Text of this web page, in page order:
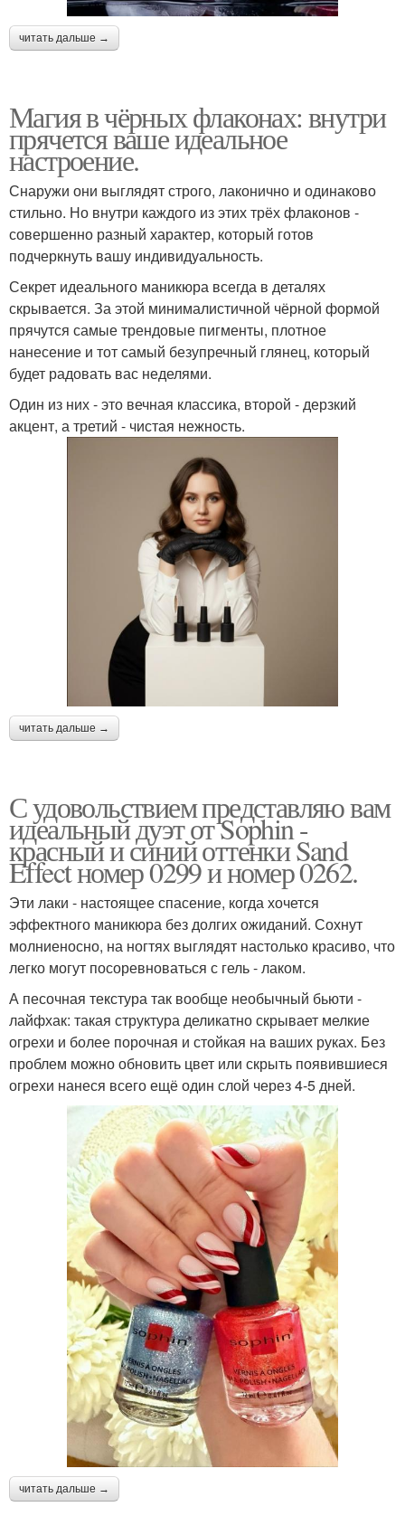
читать дальше →
Магия в чёрных флаконах: внутри
прячется ваше идеальное
настроение.
Снаружи они выглядят строго, лаконично и одинаково
стильно. Но внутри каждого из этих трёх флаконов -
совершенно разный характер, который готов
подчеркнуть вашу индивидуальность.
Секрет идеального маникюра всегда в деталях
скрывается. За этой минималистичной чёрной формой
прячутся самые трендовые пигменты, плотное
нанесение и тот самый безупречный глянец, который
будет радовать вас неделями.
Один из них - это вечная классика, второй - дерзкий
акцент, а третий - чистая нежность.
читать дальше →
С удовольствием представляю вам
идеальный дуэт от Sophin -
красный и синий оттенки Sand
Effect номер 0299 и номер 0262.
Эти лаки - настоящее спасение, когда хочется
эффектного маникюра без долгих ожиданий. Сохнут
молниеносно, на ногтях выглядят настолько красиво, что
легко могут посоревноваться с гель - лаком.
А песочная текстура так вообще необычный бьюти -
лайфхак: такая структура деликатно скрывает мелкие
огрехи и более порочная и стойкая на ваших руках. Без
проблем можно обновить цвет или скрыть появившиеся
огрехи нанеся всего ещё один слой через 4-5 дней.
читать дальше →